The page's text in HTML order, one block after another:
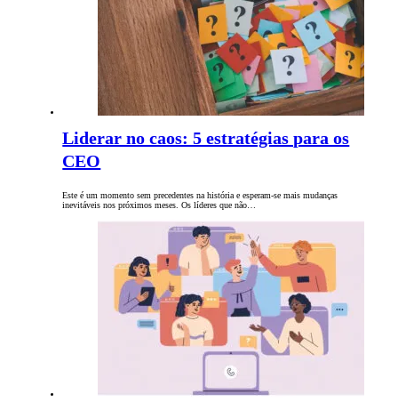
Liderar no caos: 5 estratégias para os
CEO
Este é um momento sem precedentes na história e esperam-se mais mudanças
inevitáveis ​​nos próximos meses. Os líderes que não…